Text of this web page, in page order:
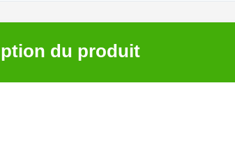
du produit